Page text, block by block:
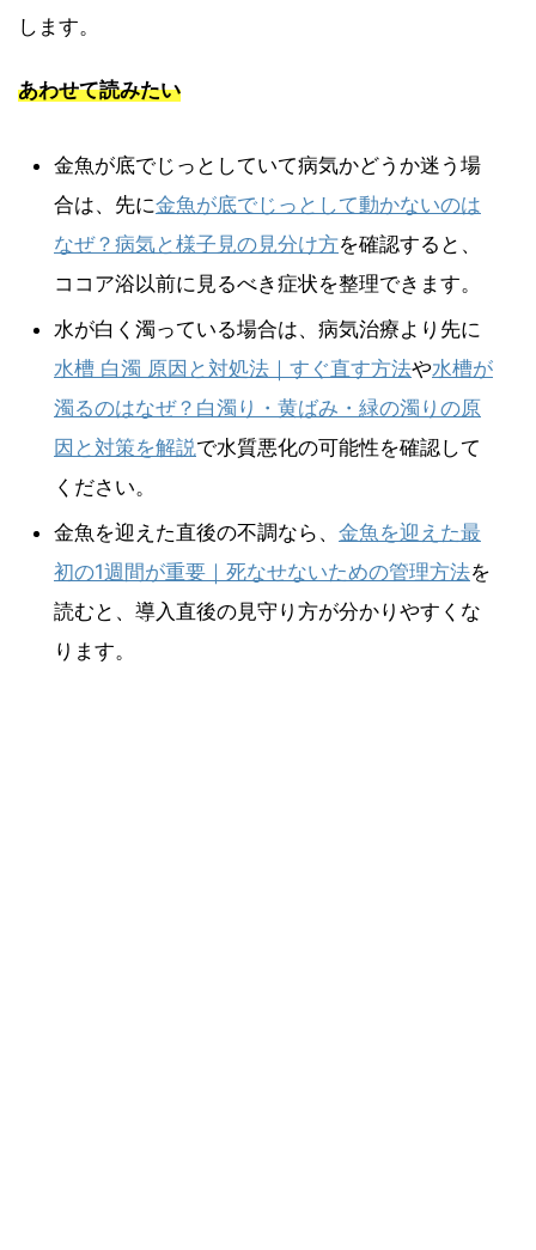
します。
あわせて読みたい
金魚が底でじっとしていて病気かどうか迷う場
合は、先に金魚が底でじっとして動かないのは
なぜ？病気と様子見の見分け方を確認すると、
ココア浴以前に見るべき症状を整理できます。
水が白く濁っている場合は、病気治療より先に
水槽 白濁 原因と対処法｜すぐ直す方法や水槽が
濁るのはなぜ？白濁り・黄ばみ・緑の濁りの原
因と対策を解説で水質悪化の可能性を確認して
ください。
金魚を迎えた直後の不調なら、 金魚を迎えた最
初の1週間が重要｜死なせないための管理方法を
読むと、導入直後の見守り方が分かりやすくな
ります。